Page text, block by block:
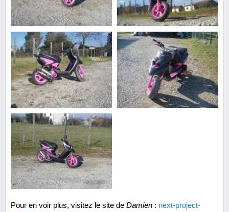
Pour en voir plus, visitez le site de Damien : next-project-